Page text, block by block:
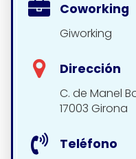
Coworking
Giworking
Dirección
C. de Manel
17003 Girona
Teléfono